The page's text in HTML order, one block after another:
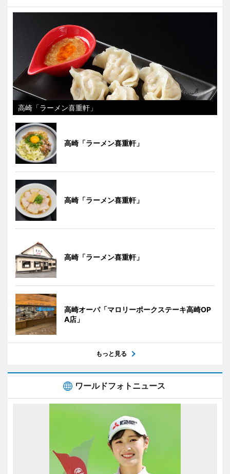
高崎「ラーメン喜重軒」
高崎「ラーメン喜重軒」
高崎「ラーメン喜重軒」
高崎「ラーメン喜重軒」
高崎オーパ「マロリーポークステーキ高崎OP
A店」
もっと見る
ワールドフォトニュース